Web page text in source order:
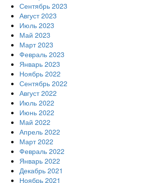
Сентябрь 2023
Август 2023
Июль 2023
Май 2023
Март 2023
Февраль 2023
Январь 2023
Ноябрь 2022
Сентябрь 2022
Август 2022
Июль 2022
Июнь 2022
Май 2022
Апрель 2022
Март 2022
Февраль 2022
Январь 2022
Декабрь 2021
Ноябрь 2021